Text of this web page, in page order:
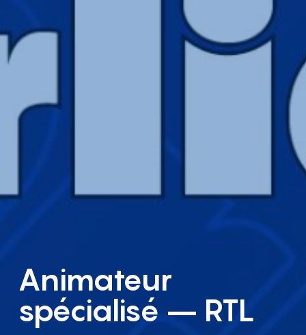
Animateur
spécialisé – RTL